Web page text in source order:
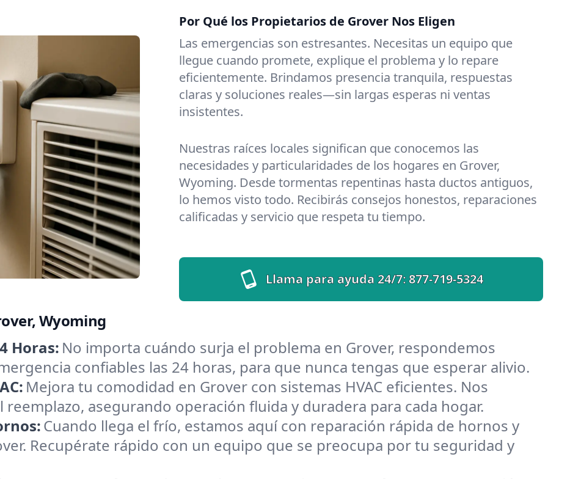
Por Qué los Propietarios de Grover Nos Eligen
Las emergencias son estresantes. Necesitas un equipo que
llegue cuando promete, explique el problema y lo repare
eficientemente. Brindamos presencia tranquila, respuestas
claras y soluciones reales—sin largas esperas ni ventas
insistentes.
Nuestras raíces locales significan que conocemos las
necesidades y particularidades de los hogares en Grover,
Wyoming. Desde tormentas repentinas hasta ductos antiguos,
lo hemos visto todo. Recibirás consejos honestos, reparaciones
calificadas y servicio que respeta tu tiempo.
Llama para ayuda 24/7:877-719-5324
Wyoming
Horas: No importa cuándo surja el problema en Grover, respondemos
confiables las 24 horas, para que nunca tengas que esperar alivio.
Mejora tu comodidad en Grover con sistemas HVAC eficientes. Nos
asegurando operación fluida y duradera para cada hogar.
Cuando llega el frío, estamos aquí con reparación rápida de hornos y
Recupérate rápido con un equipo que se preocupa por tu seguridad y